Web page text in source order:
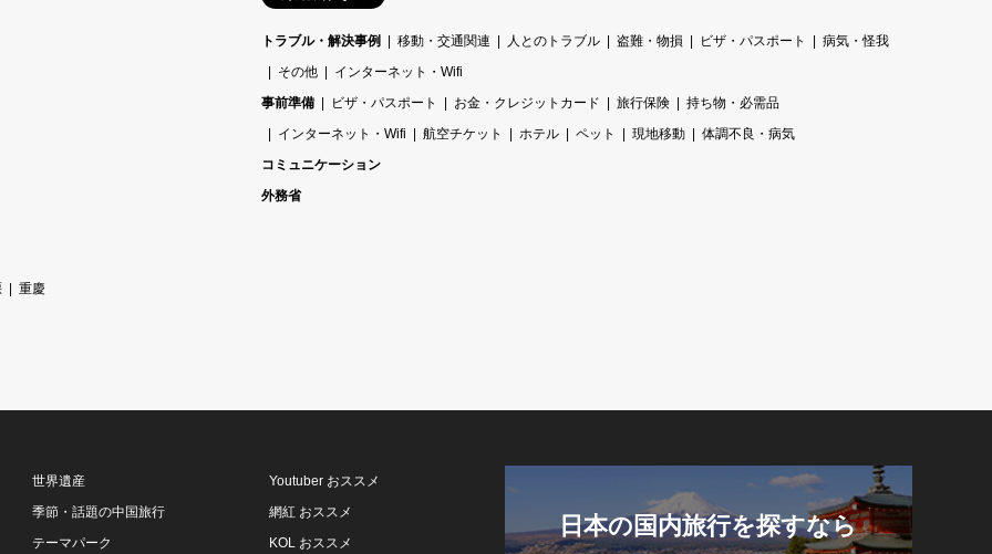
重慶
トラブル・解決事例 移動・交通関連 人とのトラブル 盗難・物損 ビザ・パスポート
病気・怪我
その他
インターネット・Wifi
事前準備
ビザ・パスポート お金・クレジットカード 旅行保険
持ち物・必需品
インターネット・Wifi
航空チケット ホテル ペット 現地移動
体調不良・病気
コミュニケーション
外務省
世界遺産
季節・話題の中国旅行
テーマパーク
Youtuber おススメ
網紅 おススメ
KOL おススメ
日本の国内旅行を探すなら